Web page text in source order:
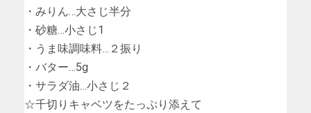
・みりん…大さじ半分
・砂糖…小さじ1
・うま味調味料…２振り
・バター…5g
・サラダ油…小さじ２
☆千切りキャベツをたっぷり添えて